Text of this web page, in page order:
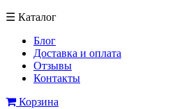
☰ Каталог
Блог
Доставка и оплата
Отзывы
Контакты
Корзина